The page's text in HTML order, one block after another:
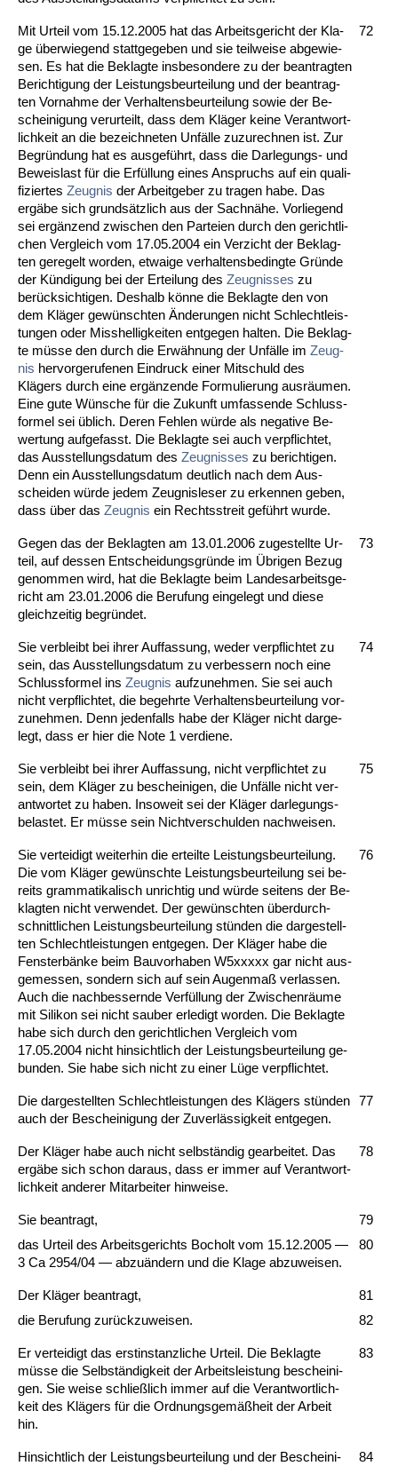
Mit Ur­teil vom 15.12.2005 hat das Ar­beits­ge­richt der Kla­
ge über­wie­gend statt­ge­ge­ben und sie teil­wei­se ab­ge­wie­
sen. Es hat die Be­klag­te ins­be­son­de­re zu der be­an­trag­ten
Be­rich­ti­gung der Leis­tungs­be­ur­tei­lung und der be­an­trag­
ten Vor­nah­me der Ver­hal­tens­be­ur­tei­lung so­wie der Be­
schei­ni­gung ver­ur­teilt, dass dem Kläger kei­ne Ver­ant­wort­
lich­keit an die be­zeich­ne­ten Unfälle zu­zu­rech­nen ist. Zur
Be­gründung hat es aus­geführt, dass die Dar­le­gungs- und
Be­weis­last für die Erfüllung ei­nes An­spruchs auf ein qua­li­
fi­zier­tes Zeug­nis der Ar­beit­ge­ber zu tra­gen ha­be. Das
ergäbe sich grundsätz­lich aus der Sachnähe. Vor­lie­gend
sei ergänzend zwi­schen den Par­tei­en durch den ge­richt­li­
chen Ver­gleich vom 17.05.2004 ein Ver­zicht der Be­klag­
ten ge­re­gelt wor­den, et­wai­ge ver­hal­tens­be­ding­te Gründe
der Kündi­gung bei der Er­tei­lung des Zeug­nis­ses zu
berück­sich­ti­gen. Des­halb könne die Be­klag­te den von
dem Kläger gewünsch­ten Ände­run­gen nicht Schlecht­leis­
tun­gen oder Miss­hel­lig­kei­ten ent­ge­gen hal­ten. Die Be­klag­
te müsse den durch die Erwähnung der Unfälle im Zeug­
nis her­vor­ge­ru­fe­nen Ein­druck ei­ner Mit­schuld des
Klägers durch ei­ne ergänzen­de For­mu­lie­rung ausräum­en.
Ei­ne gu­te Wünsche für die Zu­kunft um­fas­sen­de Schluss­
for­mel sei üblich. De­ren Feh­len würde als ne­ga­ti­ve Be­
wer­tung auf­ge­fasst. Die Be­klag­te sei auch ver­pflich­tet,
das Aus­stel­lungs­da­tum des Zeug­nis­ses zu be­rich­ti­gen.
Denn ein Aus­stel­lungs­da­tum deut­lich nach dem Aus­
schei­den würde je­dem Zeug­nis­le­ser zu er­ken­nen ge­ben,
dass über das Zeug­nis ein Rechts­streit geführt wur­de.
72
Ge­gen das der Be­klag­ten am 13.01.2006 zu­ge­stell­te Ur­
teil, auf des­sen Ent­schei­dungs­gründe im Übri­gen Be­zug
ge­nom­men wird, hat die Be­klag­te beim Lan­des­ar­beits­ge­
richt am 23.01.2006 die Be­ru­fung ein­ge­legt und die­se
gleich­zei­tig be­gründet.
73
Sie ver­bleibt bei ih­rer Auf­fas­sung, we­der ver­pflich­tet zu
sein, das Aus­stel­lungs­da­tum zu ver­bes­sern noch ei­ne
Schluss­for­mel ins Zeug­nis auf­zu­neh­men. Sie sei auch
nicht ver­pflich­tet, die be­gehr­te Ver­hal­tens­be­ur­tei­lung vor­
zu­neh­men. Denn je­den­falls ha­be der Kläger nicht dar­ge­
legt, dass er hier die No­te 1 ver­die­ne.
74
Sie ver­bleibt bei ih­rer Auf­fas­sung, nicht ver­pflich­tet zu
sein, dem Kläger zu be­schei­ni­gen, die Unfälle nicht ver­
ant­wor­tet zu ha­ben. In­so­weit sei der Kläger dar­le­gungs­
be­las­tet. Er müsse sein Nicht­ver­schul­den nach­wei­sen.
75
Sie ver­tei­digt wei­ter­hin die er­teil­te Leis­tungs­be­ur­tei­lung.
Die vom Kläger gewünsch­te Leis­tungs­be­ur­tei­lung sei be­
reits gram­ma­ti­ka­lisch un­rich­tig und würde sei­tens der Be­
klag­ten nicht ver­wen­det. Der gewünsch­ten über­durch­
schnitt­li­chen Leis­tungs­be­ur­tei­lung stünden die dar­ge­stell­
ten Schlecht­leis­tun­gen ent­ge­gen. Der Kläger ha­be die
Fens­terbänke beim Bau­vor­ha­ben W5xxxxx gar nicht aus­
ge­mes­sen, son­dern sich auf sein Au­gen­maß ver­las­sen.
Auch die nach­bes­sern­de Verfüllung der Zwi­schenräume
mit Si­li­kon sei nicht sau­ber er­le­digt wor­den. Die Be­klag­te
ha­be sich durch den ge­richt­li­chen Ver­gleich vom
17.05.2004 nicht hin­sicht­lich der Leis­tungs­be­ur­tei­lung ge­
bun­den. Sie ha­be sich nicht zu ei­ner Lüge ver­pflich­tet.
76
Die dar­ge­stell­ten Schlecht­leis­tun­gen des Klägers stünden
auch der Be­schei­ni­gung der Zu­verlässig­keit ent­ge­gen.
77
Der Kläger ha­be auch nicht selbständig ge­ar­bei­tet. Das
ergäbe sich schon dar­aus, dass er im­mer auf Ver­ant­wort­
lich­keit an­de­rer Mit­ar­bei­ter hin­wei­se.
78
Sie be­an­tragt,
79
das Ur­teil des Ar­beits­ge­richts Bo­cholt vom 15.12.2005 —
3 Ca 2954/04 — ab­zuändern und die Kla­ge ab­zu­wei­sen.
80
Der Kläger be­an­tragt,
81
die Be­ru­fung zurück­zu­wei­sen.
82
Er ver­tei­digt das erst­in­stanz­li­che Ur­teil. Die Be­klag­te
müsse die Selbständig­keit der Ar­beits­leis­tung be­schei­ni­
gen. Sie wei­se schließlich im­mer auf die Ver­ant­wort­lich­
keit des Klägers für die Ord­nungs­gemäßheit der Ar­beit
hin.
83
Hin­sicht­lich der Leis­tungs­be­ur­tei­lung und der Be­schei­ni­
84